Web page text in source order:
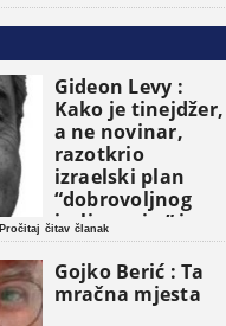
Gideon Levy :
Kako je tinejdžer,
a ne novinar,
razotkrio
izraelski plan
“dobrovoljnog
iseljavanja ” iz
Gaze
Pročitaj čitav članak
Gojko Berić : Ta
mračna mjesta